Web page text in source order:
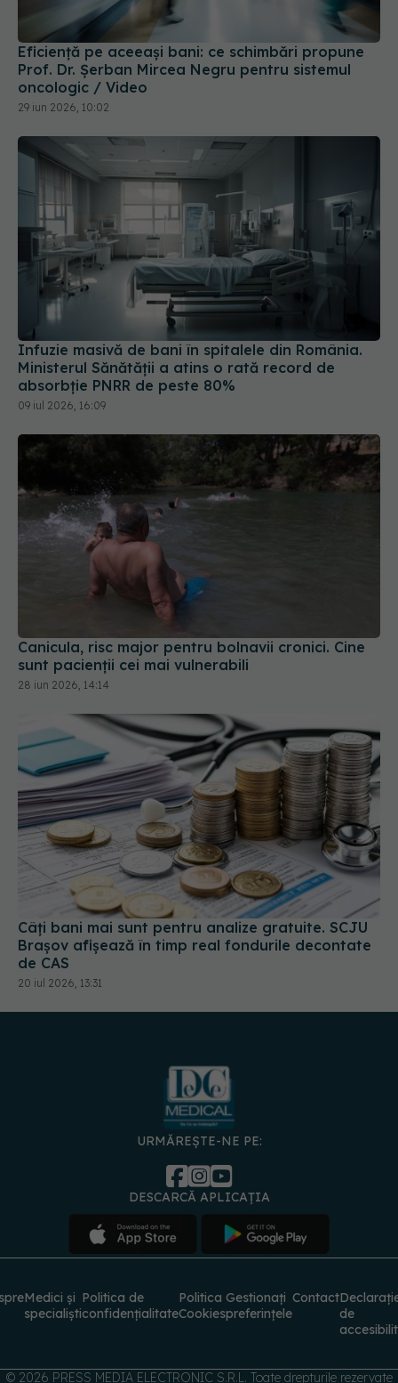
Eficiență pe aceeași bani: ce schimbări propune
Prof. Dr. Șerban Mircea Negru pentru sistemul
oncologic / Video
29 iun 2026, 10:02
Infuzie masivă de bani în spitalele din România.
Ministerul Sănătății a atins o rată record de
absorbție PNRR de peste 80%
09 iul 2026, 16:09
Canicula, risc major pentru bolnavii cronici. Cine
sunt pacienții cei mai vulnerabili
28 iun 2026, 14:14
Câți bani mai sunt pentru analize gratuite. SCJU
Brașov afișează în timp real fondurile decontate
de CAS
20 iul 2026, 13:31
URMĂREȘTE-NE PE:
DESCARCĂ APLICAȚIA
Medici și
specialiști
Politica de
confidențialitate
Politica
Cookies
Gestionați
preferințele
Contact
de
© 2026 PRESS MEDIA ELECTRONIC S.R.L. Toate drepturile rezervate